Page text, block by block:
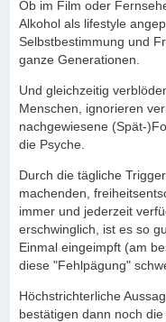
Ob im Film oder
Alkohol als lifestyle
Selbstbestimmung und
ganze Generationen.
Und gleichzeitig
Menschen, ignorieren
nachgewiesene (Spät-
die Psyche.
Durch die tägliche
machenden,
immer und jederzeit
erschwinglich, ist es so
Einmal eingeimpft (am
diese "Fehlpägung"
Höchstrichterliche
bestätigen dann noch